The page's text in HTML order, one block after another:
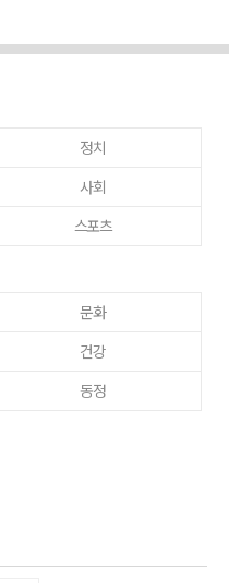
정치
사회
스포츠
문화
건강
동정